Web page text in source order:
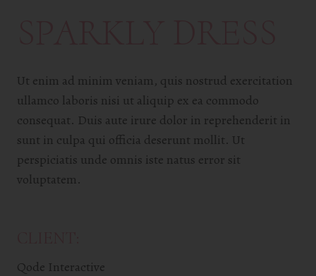
Ut enim ad minim veniam, quis nostrud exercitation
ullamco laboris nisi ut aliquip ex ea commodo
consequat. Duis aute irure dolor in reprehenderit in
sunt in culpa qui officia deserunt mollit. Ut
perspiciatis unde omnis iste natus error sit
voluptatem.
Qode Interactive